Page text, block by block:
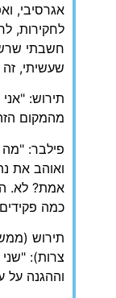
אגרסיבי,
לחקירות,
חשבתי
שעשיתי, זה
תירוש:
מהמקום
פילבר:
ואוהב את
אמת? לא.
כמה
תירוש
צרות): "שני
וההגנה על